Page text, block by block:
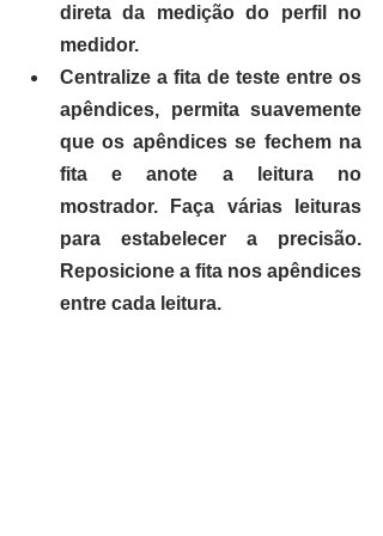
direta da medição do perfil no
medidor.
Centralize a fita de teste entre os
apêndices, permita suavemente
que os apêndices se fechem na
fita e anote a leitura no
mostrador. Faça várias leituras
para estabelecer a precisão.
Reposicione a fita nos apêndices
entre cada leitura.